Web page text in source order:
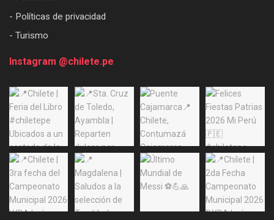
- Políticas de privacidad
- Turismo
Instagram @chilete.pe